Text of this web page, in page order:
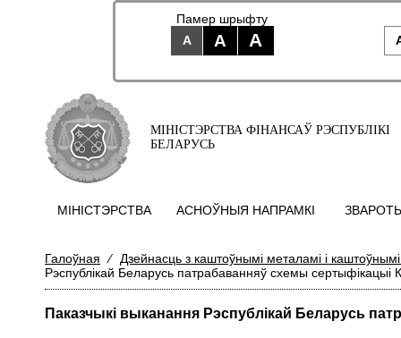
Памер шрыфту
A
A A
МІНІСТЭРСТВА ФІНАНСАЎ РЭСПУБЛІКІ
БЕЛАРУСЬ
МIНIСТЭРСТВА АСНОЎНЫЯ НАПРАМКI
Галоўная ⁄
Дзейнасць з каштоўнымі металамі і
Рэспублікай Беларусь патрабаванняў схемы сертыфікацыі
Паказчыкі выканання Рэспублікай Беларусь